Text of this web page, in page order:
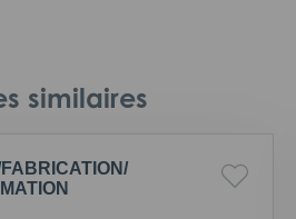
similaires
FABRICATION/